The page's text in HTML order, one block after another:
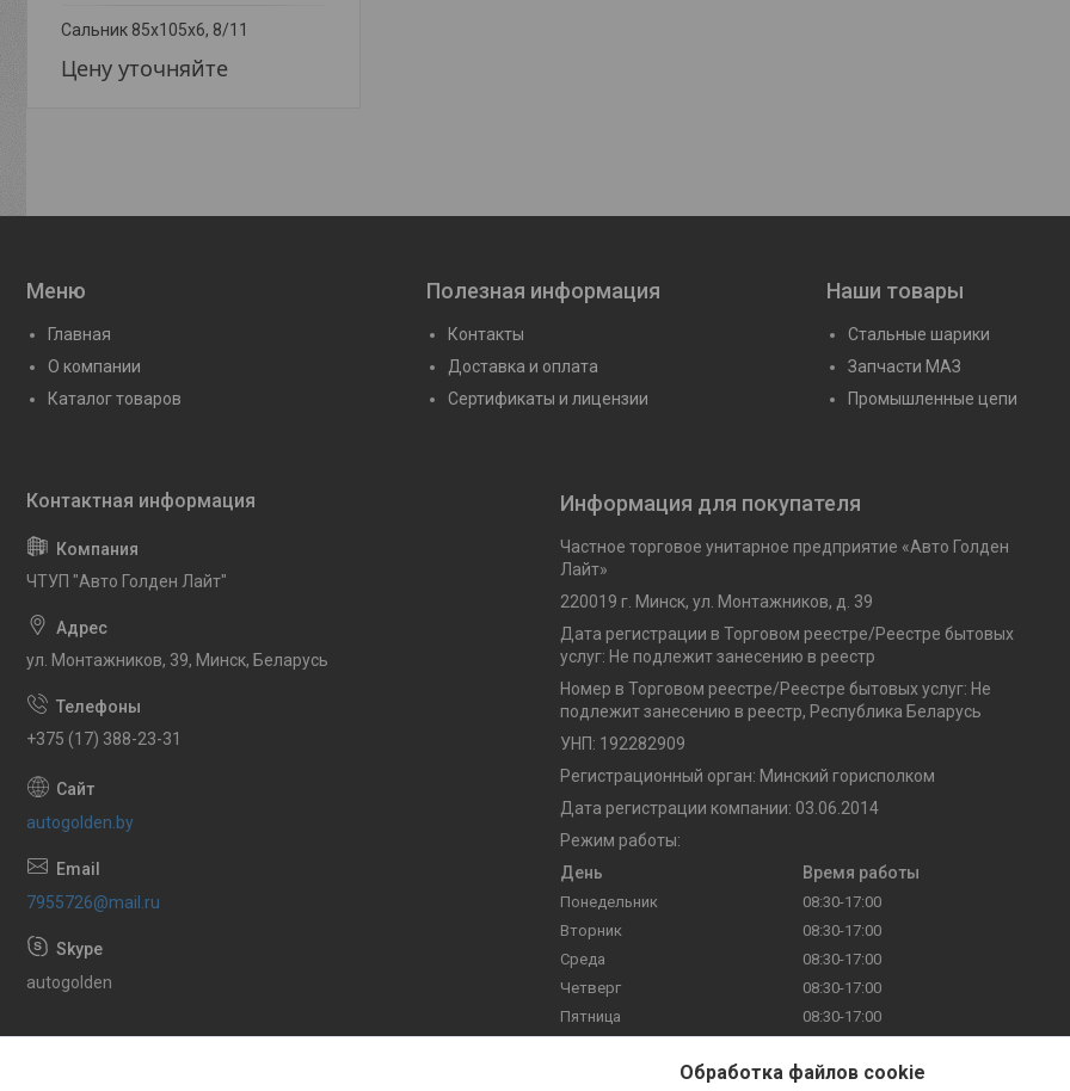
Сальник 85х105х6, 8/11
Цену уточняйте
Меню
Главная
О компании
Каталог товаров
Полезная информация
Контакты
Доставка и оплата
Сертификаты и лицензии
Наши товары
Стальные шарики
Запчасти МАЗ
Промышленные цепи
ЧТУП "Авто Голден Лайт"
ул. Монтажников, 39, Минск, Беларусь
+375 (17) 388-23-31
autogolden.by
7955726@mail.ru
autogolden
Информация для покупателя
Частное торговое унитарное предприятие «Авто Голден
Лайт»
220019 г. Минск, ул. Монтажников, д. 39
Дата регистрации в Торговом реестре/Реестре бытовых
услуг: Не подлежит занесению в реестр
Номер в Торговом реестре/Реестре бытовых услуг: Не
подлежит занесению в реестр, Республика Беларусь
УНП: 192282909
Регистрационный орган: Минский горисполком
Дата регистрации компании: 03.06.2014
Режим работы:
День
Время работы
Понедельник
08:30-17:00
Вторник
08:30-17:00
Среда
08:30-17:00
Четверг
08:30-17:00
Пятница
08:30-17:00
Выходной
Обработка файлов cookie